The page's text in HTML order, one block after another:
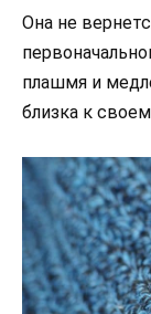
Она не
плашмя и
близка к